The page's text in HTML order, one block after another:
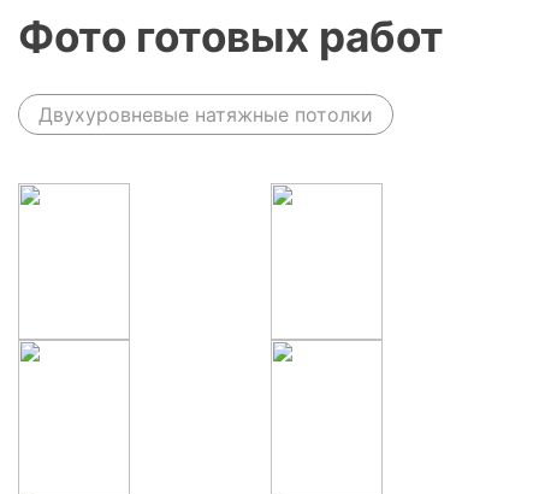
Фото готовых работ
Двухуровневые натяжные потолки